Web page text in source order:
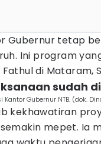
Gubernur tetap
Ini program
di Mataram,
sudah
Gubernur NTB. (dok.
kekhawatiran
mepet. Ia